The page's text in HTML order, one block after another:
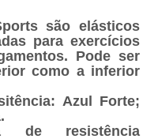
são elásticos
para exercícios
Pode ser
como a inferior
Azul Forte;
de resistência